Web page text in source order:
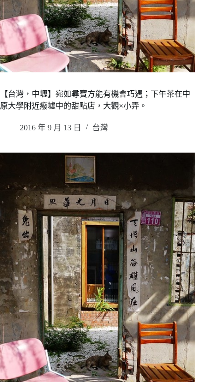
【台灣，中壢】宛如尋寶方能有機會巧遇；下午茶在中
原大學附近癈墟中的甜點店，大觀×小弄。
2016 年 9 月 13 日 台灣